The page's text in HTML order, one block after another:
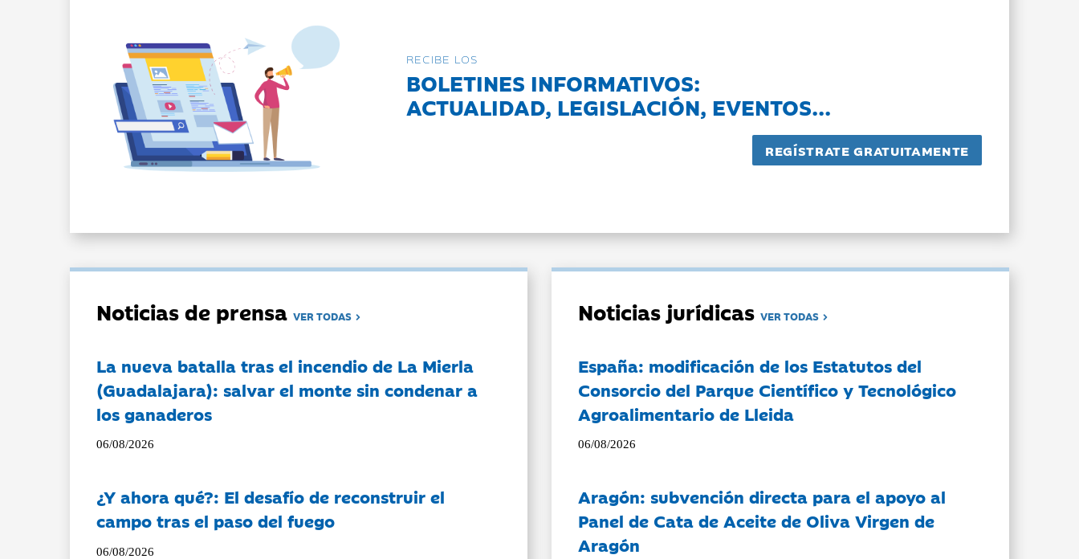
RECIBE LOS
BOLETINES INFORMATIVOS:
ACTUALIDAD, LEGISLACIÓN, EVENTOS...
Noticias de prensaVER TODAS
La nueva batalla tras el incendio de La Mierla
(Guadalajara): salvar el monte sin condenar a
los ganaderos
06/08/2026
¿Y ahora qué?: El desafío de reconstruir el
campo tras el paso del fuego
06/08/2026
Noticias jurídicasVER TODAS
España: modificación de los Estatutos del
Consorcio del Parque Científico y Tecnológico
Agroalimentario de Lleida
06/08/2026
Aragón: subvención directa para el apoyo al
Panel de Cata de Aceite de Oliva Virgen de
Aragón